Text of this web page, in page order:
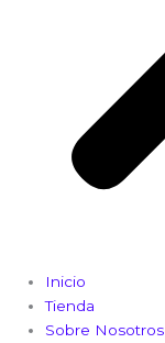
Inicio
Tienda
Sobre Nosotros